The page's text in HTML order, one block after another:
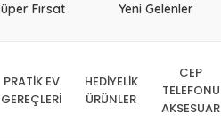
Fırsat Yeni Gelenler
PRATİK EV
GEREÇLERİ
HEDİYELİK
ÜRÜNLER
CEP
TELEFONU
AKSESUAR